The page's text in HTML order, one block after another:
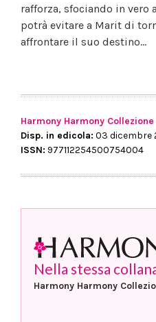
rafforza, sfociando in vero
potrà evitare a Marit di
affrontare il suo destino…
Harmony Harmony
Disp. in edicola: 03 dicembre
ISSN: 977112254500754004
Nella stessa
Harmony Harmony